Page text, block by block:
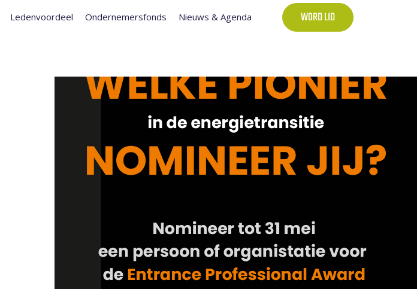
Ledenvoordeel Ondernemersfonds Nieuws & Agenda WORD LID